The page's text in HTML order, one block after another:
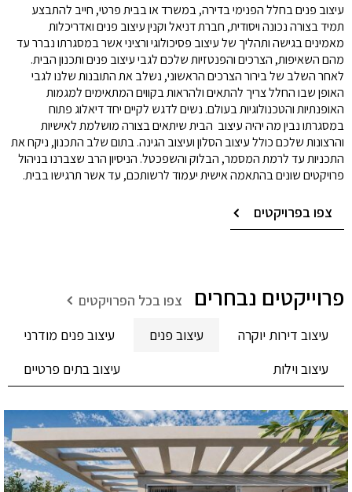
עיצוב פנים בחלל הפנימי בדירה, במשרד או בבית פרטי, חייב להתבצע
תמיד בצורה נכונה ויסודית, חברת דניאל וקנין עיצוב פנים ואדריכלות
מאמינים בגישה ותהליך של עיצוב פסיכולוגי ורציני אשר במסגרתו נברר עד
מהם השאיפות, הצרכים והפנטזיות שלכם לגבי עיצוב פנים ותכנון הבית.
לאחר השלב של בירור הצרכים הראשוני, נשלב את התובנות שלנו לגבי
האופן שבו החלל צריך להתאים ולהראות בקווים המתאימים למגמות
האופנתיות והטכנולוגיות בעולם. נשים לדגש לקיים יחד דיאלוג פתוח
במסגרתו נבין מה יהיה עיצוב הבית שיתאים בצורה מושלמת לאישיות
והרצונות שלכם כולל עיצוב הסלון ועיצוב הגינה. בתום שלב התכנון, ניקח את
התכניות עד לרמת המסמר, הבלוק והשפכטל. הניסיון הרב שצברנו בניהול
פרויקטים שונים בהתאמה אישית יעמוד לרשותכם, עד אשר תרגישו בבית.
צפו בפרויקטים
פרוייקטים נבחרים
צפו בכל הפרויקטים
עיצוב דירות יוקרה
עיצוב פנים
עיצוב פנים מודרני
עיצוב וילות
עיצוב בתים פרטיים